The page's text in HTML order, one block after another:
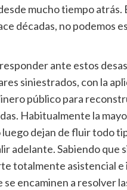
mucho tiempo atrás.
décadas, no podemos
ante estos
siniestrados, con la
público para
Habitualmente la
dejan de fluir todo
adelante. Sabiendo que
totalmente asistencial e
encaminen a resolver